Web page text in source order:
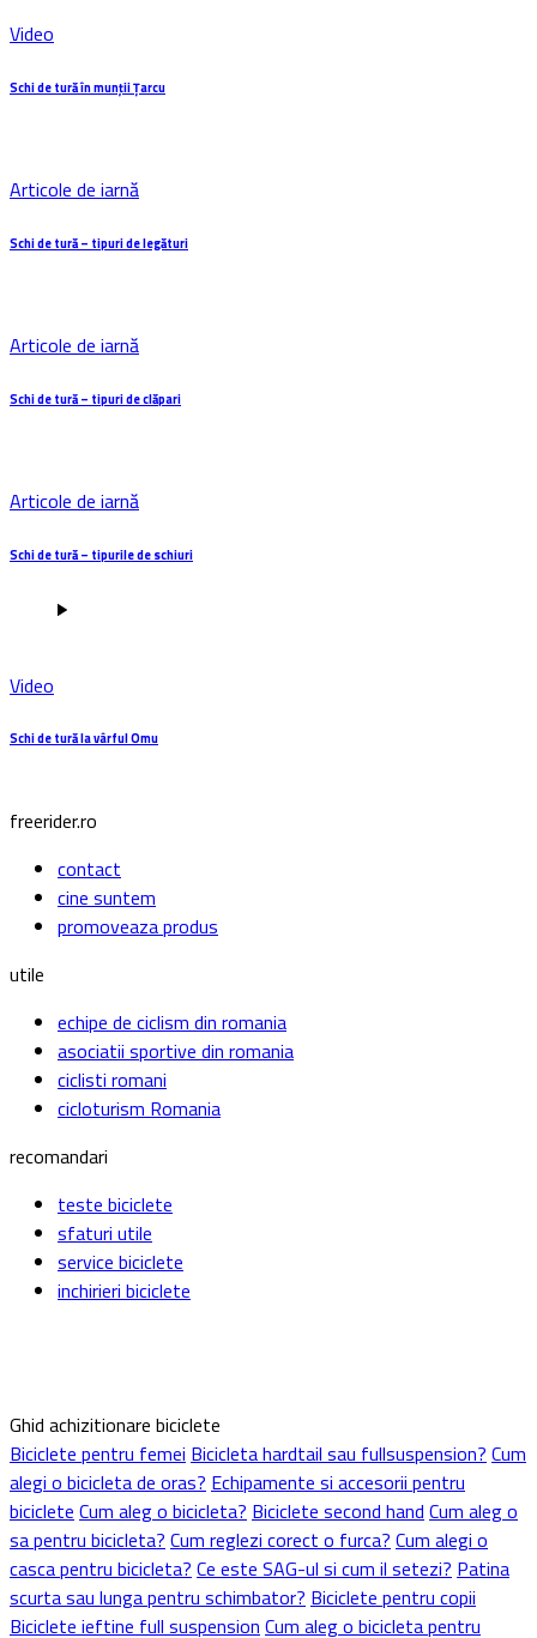
Video
Schi de tură în munții Țarcu
Articole de iarnă
Schi de tură – tipuri de legături
Articole de iarnă
Schi de tură – tipuri de clăpari
Articole de iarnă
Schi de tură – tipurile de schiuri
Video
Schi de tură la vârful Omu
freerider.ro
contact
cine suntem
promoveaza produs
utile
echipe de ciclism din romania
asociatii sportive din romania
ciclisti romani
cicloturism Romania
recomandari
teste biciclete
sfaturi utile
service biciclete
inchirieri biciclete
Ghid achizitionare biciclete
Biciclete pentru femei Bicicleta hardtail sau fullsuspension? Cum
alegi o bicicleta de oras? Echipamente si accesorii pentru
biciclete Cum aleg o bicicleta? Biciclete second hand Cum aleg o
sa pentru bicicleta? Cum reglezi corect o furca? Cum alegi o
casca pentru bicicleta? Ce este SAG-ul si cum il setezi? Patina
scurta sau lunga pentru schimbator? Biciclete pentru copii
Biciclete ieftine full suspension Cum aleg o bicicleta pentru